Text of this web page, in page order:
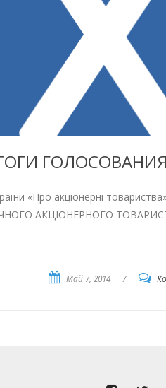
«Про акціонерні
АКЦІОНЕРНОГО
Май 7, 2014 /